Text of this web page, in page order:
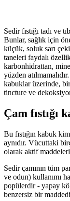
Sedir fıstığı tadı ve
Bunlar, sağlık için
küçük, soluk sarı
taneleri faydalı
karbonhidrattan,
yüzden
kabuklar üzerinde,
tincture ve
Çam fıstığı
Bu fıstığın kabuk
aynıdır. Vücuttaki
olarak aktif
Sedir çamının tüm
ve odun) kullanımı
popülerdir - yapay
benzersiz bir